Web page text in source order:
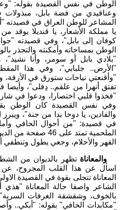
الوطن في نفس القصيدة بقوله:
"
وعناقيدي من فضة بابل،
المشاعر للوطن العراق في قصيدته "
يا مملكة الأشعار، يا قنديلا يوقد
كوفان إلى بابل"، وفي قصيدته "
الوطن بمساحاته وأمكنته والتجذر
"بلادي بابل أو سومر، وأنا نشيد"،
"الأرض.. جلبابي"، وفي هذا المقطع
"وأقنعتي نياحات ستورق في الأزقة،
تفتق أنهرا من علقم.. دِفلى"، وأيضا
"فخذوا قلبي اختصارا، ودعوا في
وفي نفس القصيدة كان الوطن
والفادين، يا دوحا بدا من جنة"،
في قصيدة:
"من أحوال الحافي
الملحمية تمتد على 46صفحة من
القهر والأحلام، وجعي يطول وتنطفي
والمعاناةتظهر بالديوان من
اسأل عن هذا القلب المجروح،
المعاناة تتجلى بقوة في القصيدة
الشاعر واصفا حالة المعاناة "هذي
بالخوف، وشقشقة الغرفات السرية"
"مكابدات الحافي"بقوله:
"أبكي..